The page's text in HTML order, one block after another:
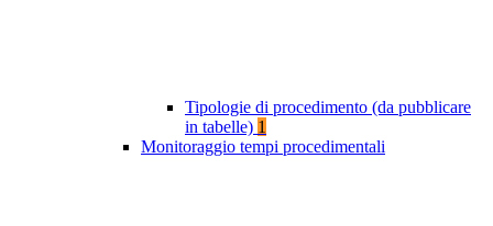
Tipologie di procedimento (da pubblicare
in tabelle) 1
Monitoraggio tempi procedimentali